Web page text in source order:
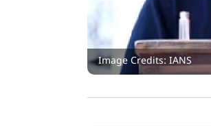
Image Credits: IANS